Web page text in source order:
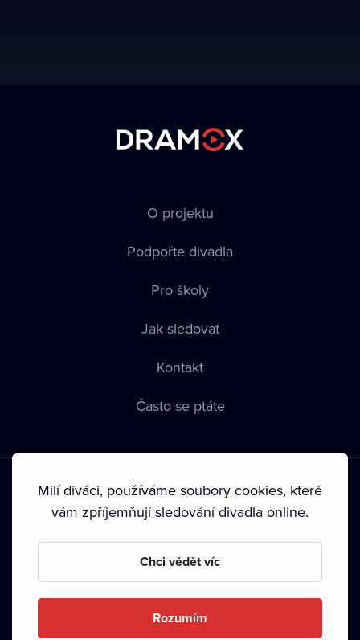
O projektu
Podpořte divadla
Pro školy
Jak sledovat
Kontakt
Často se ptáte
Podmínky používání • Ochrana soukromí • Zásady používání
• Autorská práva•
Milí diváci, používáme soubory cookies, které
vám zpříjemňují sledování divadla online.
Chci vědět víc
Rozumím